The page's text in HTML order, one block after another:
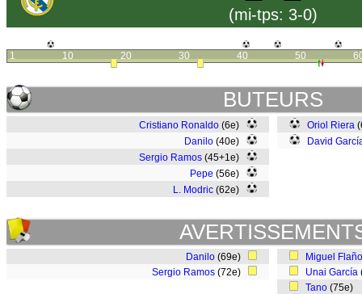
(mi-tps: 3-0)
1 10 20 30 40 50
BUTEURS
Cristiano Ronaldo (6e)
Danilo (40e)
Sergio Ramos (45+1e)
Pepe (56e)
L. Modric (62e)
Oriol Riera
David
Danilo (69e)
Sergio Ramos (72e)
Miguel Flaño
Unai García
Tano (75e)